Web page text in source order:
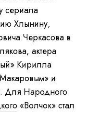
сериала
Хлынину,
Черкасова в
актера
Кирилла
и
Для Народного
«Волчок» стал